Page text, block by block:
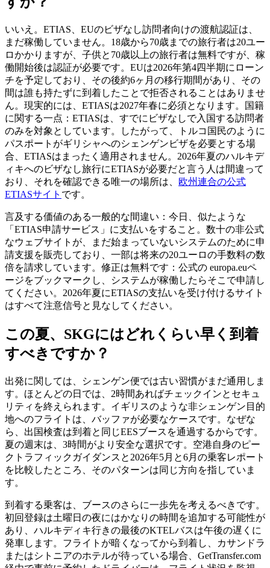
いいえ。ETIAS、EUのビザなし訪問者向けの渡航認証は、
まだ稼働していません。18歳から70歳までの旅行者は20ユー
ロかかりますが、子供と70歳以上の旅行者は無料ですが、稼
働開始後は認証が必要です。EUは2026年第4四半期にローン
チを予定しており、その後約6ヶ月の移行期間があり、その
間は誰も持たずに到着したことで拒否されることはありませ
ん。現実的には、ETIASは2027年春に必須となります。国籍
に関する一点：ETIASは、すでにビザなしで入国する訪問者
のみを対象としています。したがって、トルコ国民のように
パスポートがギリシャへのシェンゲンビザを必要とする場
合、ETIASはまったく適用されません。2026年夏のハルキデ
ィキへのビザなし旅行にETIASが必要だと言う人は間違って
おり、それを確認できる唯一の場所は、 欧州連合の公式
ETIASサイト です。
言及する価値のある一般的な間違い：今日、似たような
「ETIAS申請サービス」に支払いをすること。数十の非公式
なウェブサイトが、まだ始まっていないシステムのために申
請支援を販売しており、一部は将来の20ユーロの手数料の数
倍を請求しています。修正は無料です：公式の europa.euペ
ージをブックマークし、システムが稼働したらそこで申請し
てください。2026年夏にETIASの支払いを受け付けるサイト
はすべて注意信号と見なしてください。
この夏、SKGにはどれくらい早く到着
すべきですか？
出発に関しては、シェンゲン便では古い習慣がまだ通用しま
す。ほとんどの日では、2時間あればチェックインとセキュ
リティを終えられます。イギリスのような非シェンゲン目的
地へのフライトは、バッファが必要なケースです。なぜな
ら、出国検査は到着と同じEESブースを通過するからです。
夏の週末は、3時間がより安全な選択です。空港自身のピー
クトラフィックガイダンスと2026年5月と6月の乗客レポート
を比較したところ、そのパターンは同じ方向を指していま
す。
到着する乗客は、ブースのさらに一歩先を考えるべきです。
初回登録は土曜日の夜にはかなりの時間を追加する可能性が
あり、ハルキディキ行きの最後のKTELバスは午後の遅くに
発車します。フライトが暗くなってから到着し、カサンドラ
またはシトニアのホテルが待っている場合、GetTransfer.com